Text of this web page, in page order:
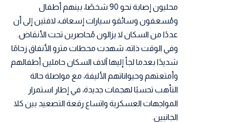
محليون إصابة نحو 90 شخصًا، بينهم أطفال
ومُسعفون وسائقو سيارات إسعاف، لافتين إلى أن
عددًا من السكان لا يزالون مُحاصرين تحت الأنقاض.
وفي الوقت ذاته، شهدت محطات مترو الأنفاق زحامًا
شديدًا بعدما لجأ إليها آلاف السكان حاملين أطفالهم
وأمتعتهم وحيواناتهم الأليفة، مع مواصلة حالة
التأهب تحسبًا لهجمات جديدة، في إطار استمرار
المواجهات العسكرية واتساع رقعة التصعيد بين كلا
الجانبين.